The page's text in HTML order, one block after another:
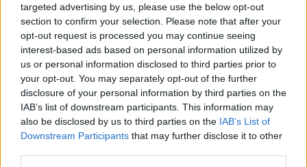
targeted advertising by us, please use the below opt-out
section to confirm your selection. Please note that after your
opt-out request is processed you may continue seeing
interest-based ads based on personal information utilized by
us or personal information disclosed to third parties prior to
your opt-out. You may separately opt-out of the further
disclosure of your personal information by third parties on the
IAB’s list of downstream participants. This information may
also be disclosed by us to third parties on the IAB’s List of
Downstream Participants that may further disclose it to other
Ελλάδα|01.11.2024 08:44
Σάλος με την προσαγωγή και τον
ξυλοδαρμό δημοσιογράφου του
«Ριζοσπάστη» που κάλυπτε τη
συγκέντρωση των εποχικών
πυροσβεστών - Δείτε βίντεο